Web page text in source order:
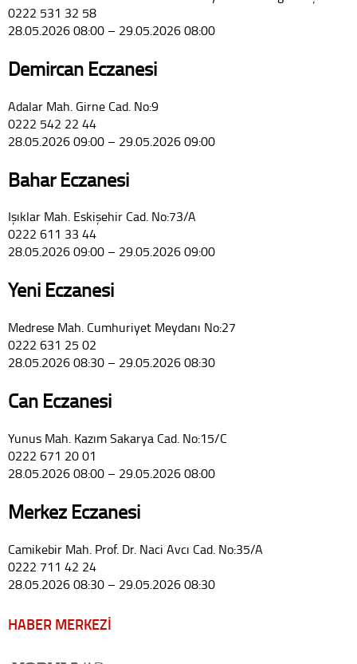
0222 531 32 58
28.05.2026 08:00 – 29.05.2026 08:00
Demircan Eczanesi
Adalar Mah. Girne Cad. No:9
0222 542 22 44
28.05.2026 09:00 – 29.05.2026 09:00
Bahar Eczanesi
Işıklar Mah. Eskişehir Cad. No:73/A
0222 611 33 44
28.05.2026 09:00 – 29.05.2026 09:00
Yeni Eczanesi
Medrese Mah. Cumhuriyet Meydanı No:27
0222 631 25 02
28.05.2026 08:30 – 29.05.2026 08:30
Can Eczanesi
Yunus Mah. Kazım Sakarya Cad. No:15/C
0222 671 20 01
28.05.2026 08:00 – 29.05.2026 08:00
Merkez Eczanesi
Camikebir Mah. Prof. Dr. Naci Avcı Cad. No:35/A
0222 711 42 24
28.05.2026 08:30 – 29.05.2026 08:30
HABER MERKEZİ